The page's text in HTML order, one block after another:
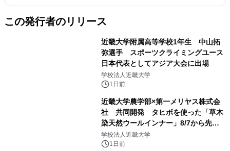
この発行者のリリース
近畿大学附属高等学校1年生 中山拓
弥選手 スポーツクライミングユース
日本代表としてアジア大会に出場
学校法人近畿大学
1日前
近畿大学農学部×第一メリヤス株式会
社 共同開発 タヒボを使った「草木
染天然ウールインナー」8/7から先行
販売
学校法人近畿大学
1日前